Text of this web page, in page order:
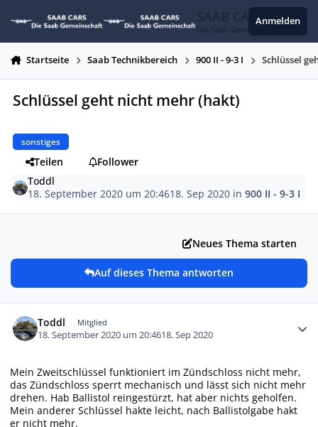
SAAB CARS
Die Saab Gemeinschaft
Anmelden
Startseite Saab Technikbereich 900 II - 9-3 I Schlüssel
Schlüssel geht nicht mehr (hakt)
sonstiges
Teilen
Follower
Toddl
18. September 2020 um 20:4618. Sep 2020 in900 II - 9-3 I
Neues Thema starten
Auf dieses Thema antworten
Toddl Mitglied
18. September 2020 um 20:4618. Sep 2020
Mein Zweitschlüssel funktioniert im Zündschloss nicht mehr,
das Zündschloss sperrt mechanisch und lässt sich nicht mehr
drehen. Hab Ballistol reingestürzt, hat aber nichts geholfen.
Mein anderer Schlüssel hakte leicht, nach Ballistolgabe hakt
er nicht mehr.